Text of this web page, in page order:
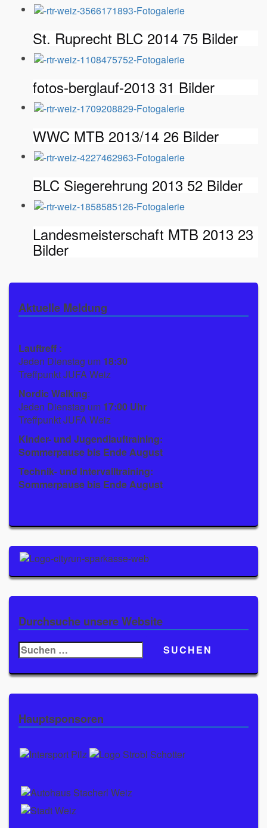
St. Ruprecht BLC 2014 75 Bilder
fotos-berglauf-2013 31 Bilder
WWC MTB 2013/14 26 Bilder
BLC Siegerehrung 2013 52 Bilder
Landesmeisterschaft MTB 2013 23
Bilder
Aktuelle Meldung
Lauftreff :
Jeden Dienstag um 18:30
Treffpunkt JUFA Weiz
Nordic Walking:
Jeden Dienstag um 17:00 Uhr
Treffpunkt JUFA Weiz
Kinder- und Jugendlauftraining:
Sommerpause bis Ende August
Technik- und Intervalltraining:
Sommerpause bis Ende August
Durchsuche unsere Website
Suchen
nach:
Hauptsponsoren